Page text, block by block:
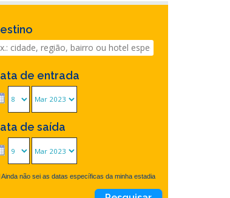
Destino
Data de entrada
Data de saída
Ainda não sei as datas específicas da minha estadia